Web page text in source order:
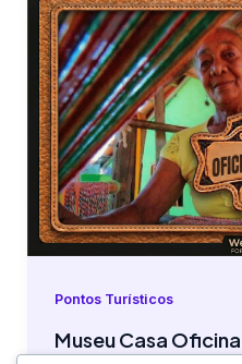
Pontos Turísticos
Museu Casa